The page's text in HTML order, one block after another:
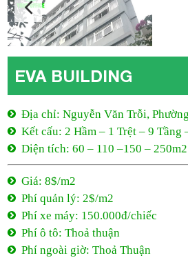
EVA BUILDING
Địa chỉ: Nguyễn Văn Trỗi,
Kết cấu: 2 Hầm – 1 Trệt – 9 Tầng
Diện tích: 60 – 110 –150 – 250m2
Giá: 8$/m2
Phí quản lý: 2$/m2
Phí xe máy: 150.000đ/chiếc
Phí ô tô: Thoả thuận
Phí ngoài giờ: Thoả Thuận